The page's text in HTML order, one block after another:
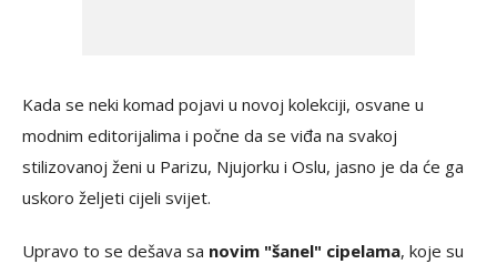
Kada se neki komad pojavi u novoj kolekciji, osvane u
modnim editorijalima i počne da se viđa na svakoj
stilizovanoj ženi u Parizu, Njujorku i Oslu, jasno je da će ga
uskoro željeti cijeli svijet.
Upravo to se dešava sa novim "šanel" cipelama, koje su